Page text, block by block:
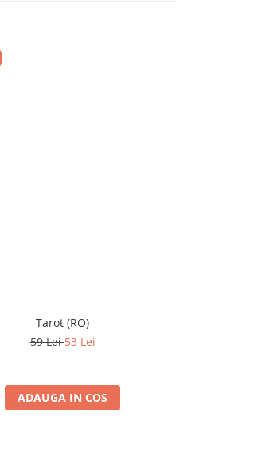
Tarot (RO)
59 Lei53 Lei
ADAUGA IN COS